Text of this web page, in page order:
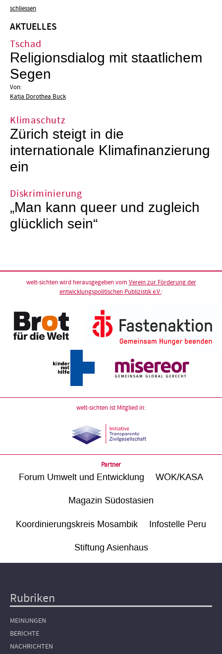
schliessen
AKTUELLES
Tschad
Religionsdialog mit staatlichem
Segen
Von:
Katja Dorothea Buck
Klimaschutz
Zürich steigt in die
internationale Klimafinanzierung
ein
Diskriminierung
„Man kann queer und zugleich
glücklich sein“
welt-sichten wird herausgegeben vom Verein zur Förderung der
entwicklungspolitischen Publizistik e.V.:
welt-sichten ist Mitglied in:
Partner
Forum Umwelt und Entwicklung WÖK/KASA
Magazin Südostasien
Koordinierungskreis Mosambik Infostelle Peru
Stiftung Asienhaus
Hauptnavigation
Rubriken
MEINUNGEN
BERICHTE
NACHRICHTEN